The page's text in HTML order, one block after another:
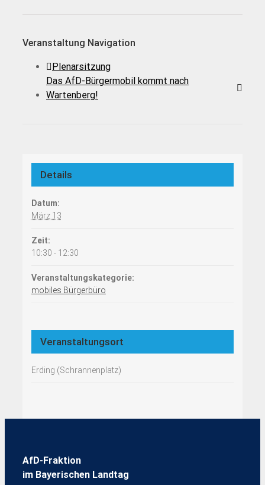
Veranstaltung Navigation
Plenarsitzung
Das AfD-Bürgermobil kommt nach
Wartenberg!
Details
Datum:
März 13
Zeit:
10:30 - 12:30
Veranstaltungskategorie:
mobiles Bürgerbüro
Veranstaltungsort
Erding (Schrannenplatz)
AfD-Fraktion
im Bayerischen Landtag